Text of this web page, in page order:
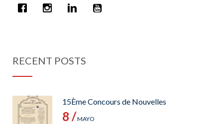
RECENT POSTS
15Ème Concours de Nouvelles
8 /MAYO